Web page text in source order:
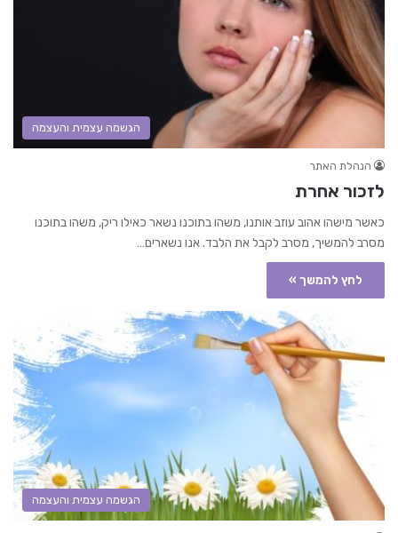
הגשמה עצמית והעצמה
הנהלת האתר
לזכור אחרת
כאשר מישהו אהוב עוזב אותנו, משהו בתוכנו נשאר כאילו ריק, משהו בתוכנו
מסרב להמשיך, מסרב לקבל את הלבד. אנו נשארים…
לחץ להמשך »
הגשמה עצמית והעצמה